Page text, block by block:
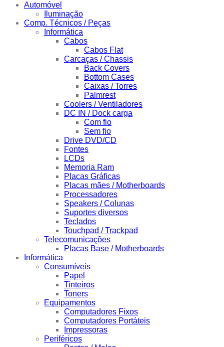
Automóvel
Iluminação
Comp. Técnicos / Peças
Informática
Cabos
Cabos Flat
Carcaças / Chassis
Back Covers
Bottom Cases
Caixas / Torres
Palmrest
Coolers / Ventiladores
DC IN / Dock carga
Com fio
Sem fio
Drive DVD/CD
Fontes
LCDs
Memoria Ram
Placas Gráficas
Placas mães / Motherboards
Processadores
Speakers / Colunas
Suportes diversos
Teclados
Touchpad / Trackpad
Telecomunicações
Placas Base / Motherboards
Informática
Consumíveis
Papel
Tinteiros
Toners
Equipamentos
Computadores Fixos
Computadores Portáteis
Impressoras
Periféricos